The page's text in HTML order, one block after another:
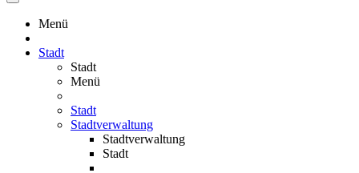
Menü
Stadt
Stadt
Menü
Stadt
Stadtverwaltung
Stadtverwaltung
Stadt